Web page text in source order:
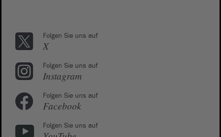
Folgen Sie uns auf
X
Folgen Sie uns auf
Instagram
Folgen Sie uns auf
Facebook
Folgen Sie uns auf